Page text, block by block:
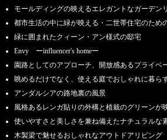
モールディングの映えるエレガントなガーデン
都市生活の中に緑が映える・二世帯住宅のため
緑に囲まれたクィーン・アン様式の邸宅
Envy ーinfluencer's homeー
園路としてのアプローチ、開放感あるプライベ
眺めるだけでなく、使える庭でおしゃれに暮ら
アンダルシアの路地裏の風景
風格あるレンガ貼りの外構と植栽のグリーンが
使いやすさと美しさを兼ね備えたナチュラルな
木製梁で魅せるおしゃれなアウトドアリビング